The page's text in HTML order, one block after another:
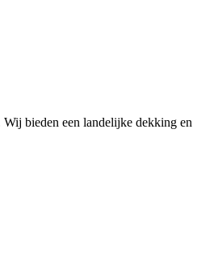
bieden een landelijke dekking en